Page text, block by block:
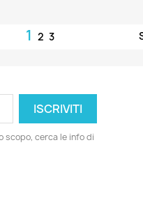
1 2 3
scopo, cerca le info di